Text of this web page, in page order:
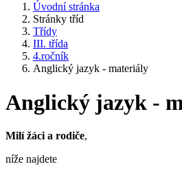
Úvodní stránka
Stránky tříd
Třídy
III. třída
4.ročník
Anglický jazyk - materiály
Anglický jazyk -
Milí žáci a rodiče,
níže najdete